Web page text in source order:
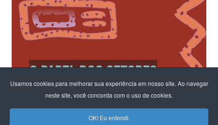
Usamos cookies para melhorar sua experiência em nosso site. Ao navegar
neste site, você concorda com o uso de cookies.
OK! Eu entendi.